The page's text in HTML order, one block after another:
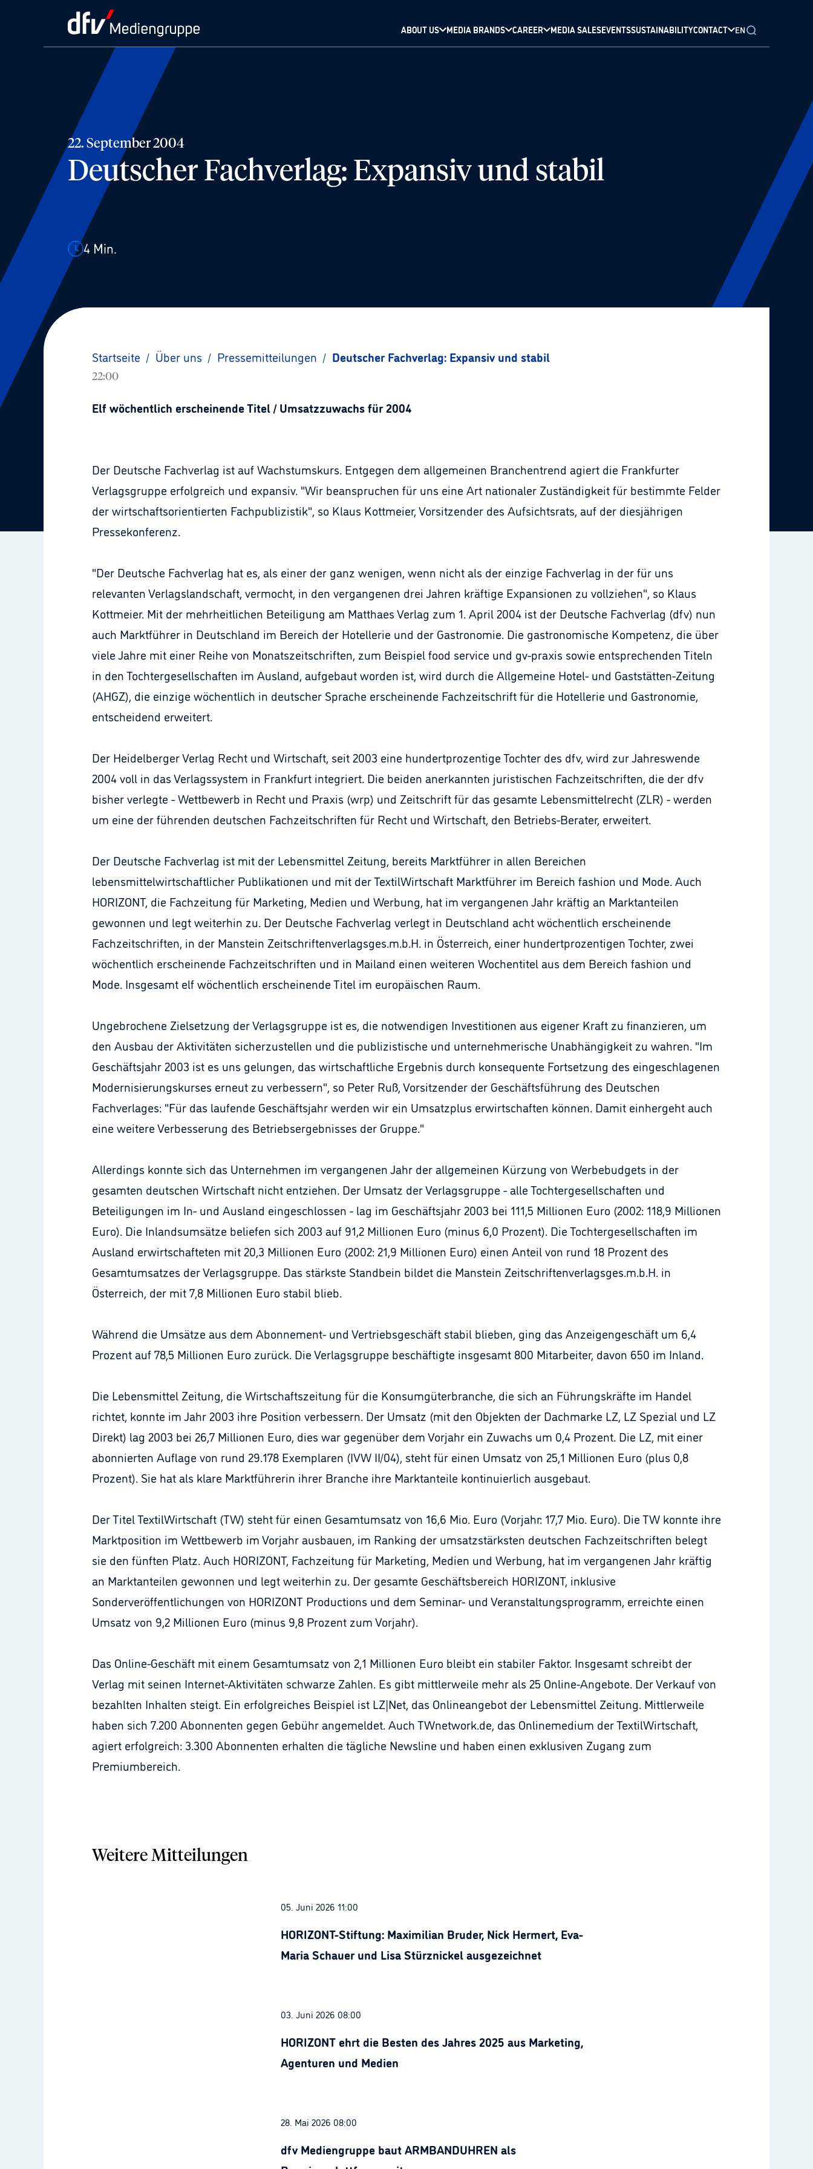
ABOUT US MEDIA BRANDS CAREER MEDIA SALESEVENTSSUSTAINABILITYCONTACT EN
22. September 2004
Deutscher Fachverlag: Expansiv und stabil
4 Min.
Startseite / Über uns / Pressemitteilungen / Deutscher Fachverlag: Expansiv und stabil
22:00
Elf wöchentlich erscheinende Titel / Umsatzzuwachs für 2004
Der Deutsche Fachverlag ist auf Wachstumskurs. Entgegen dem allgemeinen Branchentrend agiert die Frankfurter
Verlagsgruppe erfolgreich und expansiv. "Wir beanspruchen für uns eine Art nationaler Zuständigkeit für bestimmte Felder
der wirtschaftsorientierten Fachpublizistik", so Klaus Kottmeier, Vorsitzender des Aufsichtsrats, auf der diesjährigen
Pressekonferenz.
"Der Deutsche Fachverlag hat es, als einer der ganz wenigen, wenn nicht als der einzige Fachverlag in der für uns
relevanten Verlagslandschaft, vermocht, in den vergangenen drei Jahren kräftige Expansionen zu vollziehen", so Klaus
Kottmeier. Mit der mehrheitlichen Beteiligung am Matthaes Verlag zum 1. April 2004 ist der Deutsche Fachverlag (dfv) nun
auch Marktführer in Deutschland im Bereich der Hotellerie und der Gastronomie. Die gastronomische Kompetenz, die über
viele Jahre mit einer Reihe von Monatszeitschriften, zum Beispiel food service und gv-praxis sowie entsprechenden Titeln
in den Tochtergesellschaften im Ausland, aufgebaut worden ist, wird durch die Allgemeine Hotel- und Gaststätten-Zeitung
(AHGZ), die einzige wöchentlich in deutscher Sprache erscheinende Fachzeitschrift für die Hotellerie und Gastronomie,
entscheidend erweitert.
Der Heidelberger Verlag Recht und Wirtschaft, seit 2003 eine hundertprozentige Tochter des dfv, wird zur Jahreswende
2004 voll in das Verlagssystem in Frankfurt integriert. Die beiden anerkannten juristischen Fachzeitschriften, die der dfv
bisher verlegte - Wettbewerb in Recht und Praxis (wrp) und Zeitschrift für das gesamte Lebensmittelrecht (ZLR) - werden
um eine der führenden deutschen Fachzeitschriften für Recht und Wirtschaft, den Betriebs-Berater, erweitert.
Der Deutsche Fachverlag ist mit der Lebensmittel Zeitung, bereits Marktführer in allen Bereichen
lebensmittelwirtschaftlicher Publikationen und mit der TextilWirtschaft Marktführer im Bereich fashion und Mode. Auch
HORIZONT, die Fachzeitung für Marketing, Medien und Werbung, hat im vergangenen Jahr kräftig an Marktanteilen
gewonnen und legt weiterhin zu. Der Deutsche Fachverlag verlegt in Deutschland acht wöchentlich erscheinende
Fachzeitschriften, in der Manstein Zeitschriftenverlagsges.m.b.H. in Österreich, einer hundertprozentigen Tochter, zwei
wöchentlich erscheinende Fachzeitschriften und in Mailand einen weiteren Wochentitel aus dem Bereich fashion und
Mode. Insgesamt elf wöchentlich erscheinende Titel im europäischen Raum.
Ungebrochene Zielsetzung der Verlagsgruppe ist es, die notwendigen Investitionen aus eigener Kraft zu finanzieren, um
den Ausbau der Aktivitäten sicherzustellen und die publizistische und unternehmerische Unabhängigkeit zu wahren. "Im
Geschäftsjahr 2003 ist es uns gelungen, das wirtschaftliche Ergebnis durch konsequente Fortsetzung des eingeschlagenen
Modernisierungskurses erneut zu verbessern", so Peter Ruß, Vorsitzender der Geschäftsführung des Deutschen
Fachverlages: "Für das laufende Geschäftsjahr werden wir ein Umsatzplus erwirtschaften können. Damit einhergeht auch
eine weitere Verbesserung des Betriebsergebnisses der Gruppe."
Allerdings konnte sich das Unternehmen im vergangenen Jahr der allgemeinen Kürzung von Werbebudgets in der
gesamten deutschen Wirtschaft nicht entziehen. Der Umsatz der Verlagsgruppe - alle Tochtergesellschaften und
Beteiligungen im In- und Ausland eingeschlossen - lag im Geschäftsjahr 2003 bei 111,5 Millionen Euro (2002: 118,9 Millionen
Euro). Die Inlandsumsätze beliefen sich 2003 auf 91,2 Millionen Euro (minus 6,0 Prozent). Die Tochtergesellschaften im
Ausland erwirtschafteten mit 20,3 Millionen Euro (2002: 21,9 Millionen Euro) einen Anteil von rund 18 Prozent des
Gesamtumsatzes der Verlagsgruppe. Das stärkste Standbein bildet die Manstein Zeitschriftenverlagsges.m.b.H. in
Österreich, der mit 7,8 Millionen Euro stabil blieb.
Während die Umsätze aus dem Abonnement- und Vertriebsgeschäft stabil blieben, ging das Anzeigengeschäft um 6,4
Prozent auf 78,5 Millionen Euro zurück. Die Verlagsgruppe beschäftigte insgesamt 800 Mitarbeiter, davon 650 im Inland.
Die Lebensmittel Zeitung, die Wirtschaftszeitung für die Konsumgüterbranche, die sich an Führungskräfte im Handel
richtet, konnte im Jahr 2003 ihre Position verbessern. Der Umsatz (mit den Objekten der Dachmarke LZ, LZ Spezial und LZ
Direkt) lag 2003 bei 26,7 Millionen Euro, dies war gegenüber dem Vorjahr ein Zuwachs um 0,4 Prozent. Die LZ, mit einer
abonnierten Auflage von rund 29.178 Exemplaren (IVW II/04), steht für einen Umsatz von 25,1 Millionen Euro (plus 0,8
Prozent). Sie hat als klare Marktführerin ihrer Branche ihre Marktanteile kontinuierlich ausgebaut.
Der Titel TextilWirtschaft (TW) steht für einen Gesamtumsatz von 16,6 Mio. Euro (Vorjahr: 17,7 Mio. Euro). Die TW konnte ihre
Marktposition im Wettbewerb im Vorjahr ausbauen, im Ranking der umsatzstärksten deutschen Fachzeitschriften belegt
sie den fünften Platz. Auch HORIZONT, Fachzeitung für Marketing, Medien und Werbung, hat im vergangenen Jahr kräftig
an Marktanteilen gewonnen und legt weiterhin zu. Der gesamte Geschäftsbereich HORIZONT, inklusive
Sonderveröffentlichungen von HORIZONT Productions und dem Seminar- und Veranstaltungsprogramm, erreichte einen
Umsatz von 9,2 Millionen Euro (minus 9,8 Prozent zum Vorjahr).
Das Online-Geschäft mit einem Gesamtumsatz von 2,1 Millionen Euro bleibt ein stabiler Faktor. Insgesamt schreibt der
Verlag mit seinen Internet-Aktivitäten schwarze Zahlen. Es gibt mittlerweile mehr als 25 Online-Angebote. Der Verkauf von
bezahlten Inhalten steigt. Ein erfolgreiches Beispiel ist LZ|Net, das Onlineangebot der Lebensmittel Zeitung. Mittlerweile
haben sich 7.200 Abonnenten gegen Gebühr angemeldet. Auch TWnetwork.de, das Onlinemedium der TextilWirtschaft,
agiert erfolgreich: 3.300 Abonnenten erhalten die tägliche Newsline und haben einen exklusiven Zugang zum
Premiumbereich.
Weitere Mitteilungen
05. Juni 2026 11:00
HORIZONT-Stiftung: Maximilian Bruder, Nick Hermert, Eva-
Maria Schauer und Lisa Stürznickel ausgezeichnet
03. Juni 2026 08:00
HORIZONT ehrt die Besten des Jahres 2025 aus Marketing,
Agenturen und Medien
28. Mai 2026 08:00
dfv Mediengruppe baut ARMBANDUHREN als